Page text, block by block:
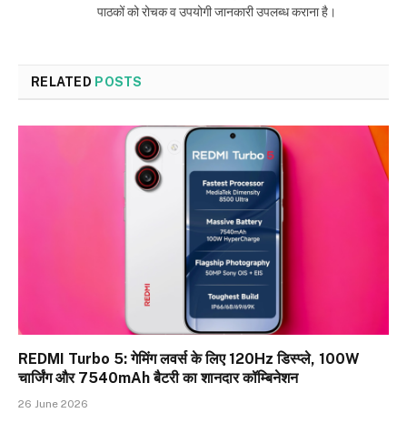
पाठकों को रोचक व उपयोगी जानकारी उपलब्ध कराना है।
RELATED POSTS
REDMI Turbo 5: गेमिंग लवर्स के लिए 120Hz डिस्प्ले, 100W
चार्जिंग और 7540mAh बैटरी का शानदार कॉम्बिनेशन
26 June 2026